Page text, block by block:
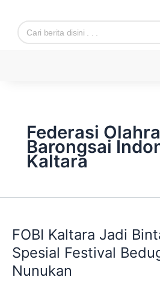
content
Search
Federasi
Barongsai
Kaltara
FOBI Kaltara Jadi
Spesial Festival
Nunukan
Jadi
Bintang
Tamu
Spesial